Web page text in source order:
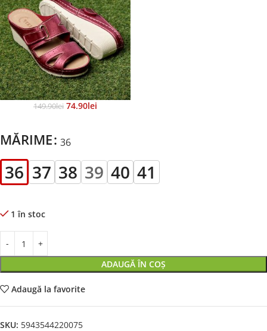
149.90Lei 74.90Lei
MĂRIME 36
36 37 38 39 40 41
1 în stoc
ADAUGĂ ÎN COȘ
Adaugă la favorite
SKU: 5943544220075